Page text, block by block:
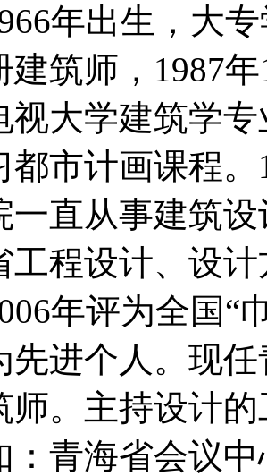
年出生，大
建筑师，1987
视大学建筑学
都市计画课程
一直从事建筑
工程设计、设
年评为全国“
先进个人。现
师。主持设计
：青海省会议